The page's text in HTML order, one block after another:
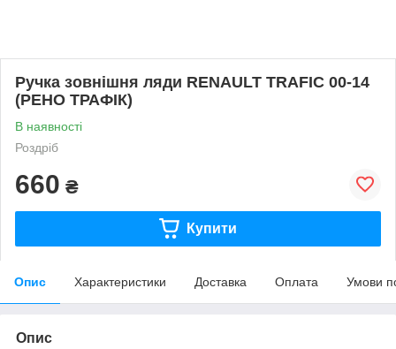
Ручка зовнішня ляди RENAULT TRAFIC 00-14
(РЕНО ТРАФІК)
В наявності
Роздріб
660 ₴
Купити
Опис Характеристики Доставка Оплата Умови
Опис